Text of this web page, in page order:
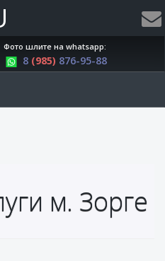
Фото шлите на whatsapp:
8 (985) 876-95-88
м. Зорге